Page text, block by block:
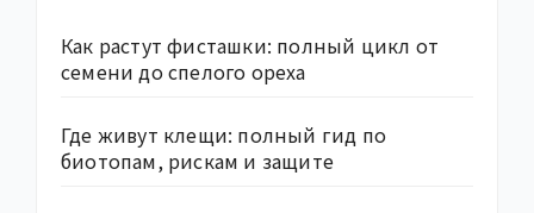
Как растут фисташки: полный цикл от
семени до спелого ореха
Где живут клещи: полный гид по
биотопам, рискам и защите